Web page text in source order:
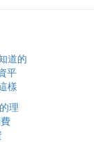
道的
平
樣
理